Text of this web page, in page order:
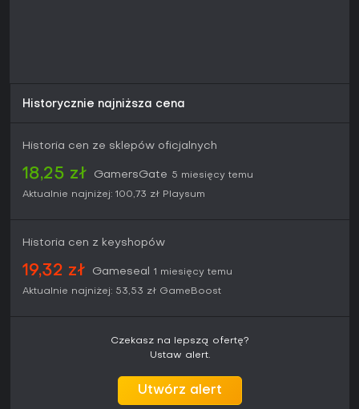
Historycznie najniższa cena
Historia cen ze sklepów oficjalnych
18,25 zł GamersGate 5 miesięcy temu
Aktualnie najniżej: 100,73 zł Playsum
Historia cen z keyshopów
19,32 zł Gameseal
1 miesięcy temu
Aktualnie najniżej: 53,53 zł GameBoost
Czekasz na lepszą ofertę?
Ustaw alert.
Utwórz alert